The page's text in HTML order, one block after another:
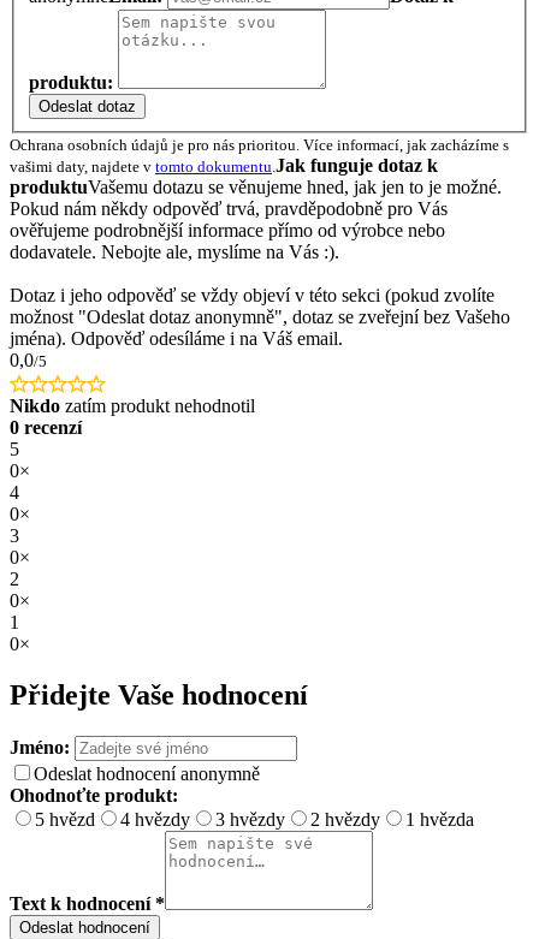
produktu:
Odeslat dotaz
Ochrana osobních údajů je pro nás prioritou. Více informací, jak zacházíme s
vašimi daty, najdete v tomto dokumentu.Jak funguje dotaz k
produktuVašemu dotazu se věnujeme hned, jak jen to je možné.
Pokud nám někdy odpověď trvá, pravděpodobně pro Vás
ověřujeme podrobnější informace přímo od výrobce nebo
dodavatele. Nebojte ale, myslíme na Vás :).
Dotaz i jeho odpověď se vždy objeví v této sekci (pokud zvolíte
možnost "Odeslat dotaz anonymně", dotaz se zveřejní bez Vašeho
jména). Odpověď odesíláme i na Váš email.
0,0/5
Nikdo zatím produkt nehodnotil
0 recenzí
5
0×
4
0×
3
0×
2
0×
1
0×
Přidejte Vaše hodnocení
Jméno:
Odeslat hodnocení anonymně
Ohodnoťte produkt:
5 hvězd
4 hvězdy 3 hvězdy 2 hvězdy 1 hvězda
Text k hodnocení *
Odeslat hodnocení